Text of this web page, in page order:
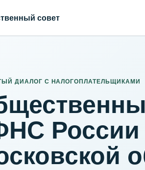
совет
ДИАЛОГ С НАЛОГОПЛАТЕЛЬЩИКАМИ
России